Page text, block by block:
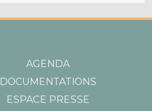
AGENDA
DOCUMENTATIONS
ESPACE PRESSE